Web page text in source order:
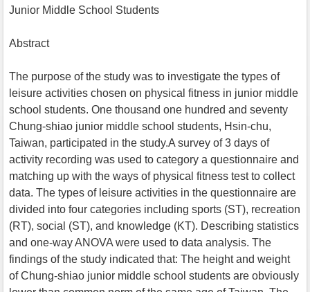
Junior Middle School Students
Abstract
The purpose of the study was to investigate the types of
leisure activities chosen on physical fitness in junior middle
school students. One thousand one hundred and seventy
Chung-shiao junior middle school students, Hsin-chu,
Taiwan, participated in the study.A survey of 3 days of
activity recording was used to category a questionnaire and
matching up with the ways of physical fitness test to collect
data. The types of leisure activities in the questionnaire are
divided into four categories including sports (ST), recreation
(RT), social (ST), and knowledge (KT). Describing statistics
and one-way ANOVA were used to data analysis. The
findings of the study indicated that: The height and weight
of Chung-shiao junior middle school students are obviously